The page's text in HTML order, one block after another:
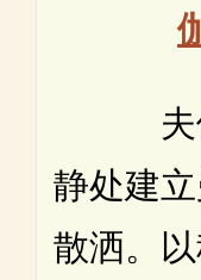
夫修
静处建
散洒。